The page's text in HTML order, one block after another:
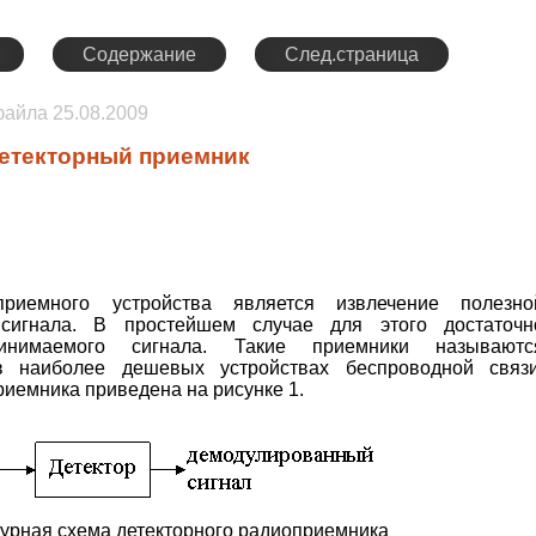
Содержание След.страница
25.08.2009
приемник
устройства является извлечение
В простейшем случае для этого
сигнала. Такие приемники
дешевых устройствах беспроводной
приведена на рисунке 1.
схема детекторного радиоприемника